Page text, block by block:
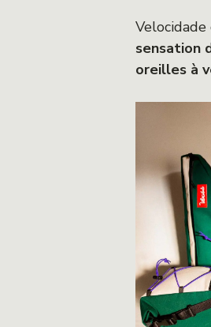
Velocidade
sensation
oreilles à